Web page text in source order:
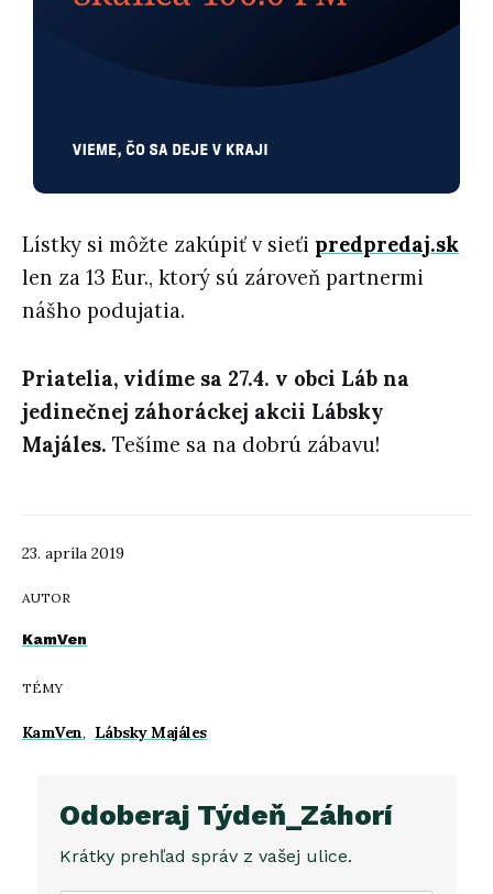
23. apríla 2019
AUTOR
KamVen
TÉMY
KamVen, Lábsky Majáles
Lístky si môžte zakúpiť v sieťi predpredaj.sk
len za 13 Eur., ktorý sú zároveň partnermi
nášho podujatia.
Priatelia, vidíme sa 27.4. v obci Láb na
jedinečnej záhoráckej akcii Lábsky
Majáles. Tešíme sa na dobrú zábavu!
Odoberaj Týdeň_Záhorí
Krátky prehľad správ z vašej ulice.